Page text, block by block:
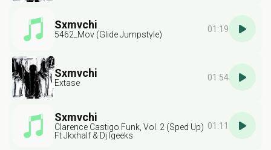
Sxmvchi
5462_Mov (Glide Jumpstyle)
01:19
Sxmvchi
Extase
01:54
Sxmvchi
Clarence Castigo Funk, Vol. 2 (Sped Up)
Ft Jkxhalf & Dj Igeeks
01:11